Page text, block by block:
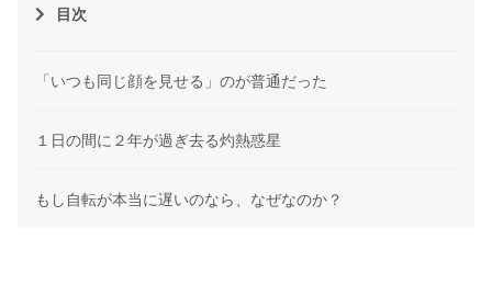
目次
「いつも同じ顔を見せる」のが普通だった
１日の間に２年が過ぎ去る灼熱惑星
もし自転が本当に遅いのなら、なぜなのか？